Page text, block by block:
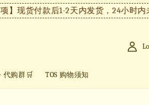
货付款后1-2天内发货，24小时内未付
代购群🛒 TOS 购物须知